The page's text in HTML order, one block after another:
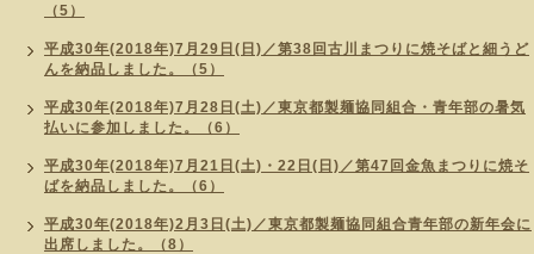
（5）
平成30年(2018年)7月29日(日)／第38回古川まつりに焼そばと細うど
んを納品しました。（5）
平成30年(2018年)7月28日(土)／東京都製麺協同組合・青年部の暑気
払いに参加しました。（6）
平成30年(2018年)7月21日(土)・22日(日)／第47回金魚まつりに焼そ
ばを納品しました。（6）
平成30年(2018年)2月3日(土)／東京都製麺協同組合青年部の新年会に
出席しました。（8）